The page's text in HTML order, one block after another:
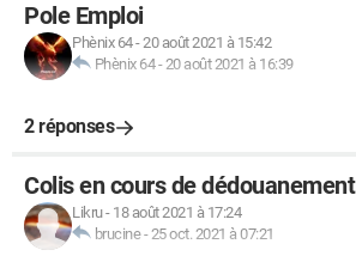
Pole Emploi
Phènix 64-20 août 2021 à 15:42
Phènix 64-20 août 2021 à 16:39
2 réponses
Colis en cours de dédouanement
Likru- 18 août 2021 à 17:24
brucine-25 oct. 2021 à 07:21